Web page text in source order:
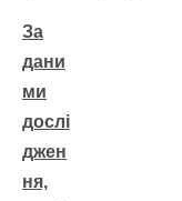
За
дани
ми
дослі
джен
ня,